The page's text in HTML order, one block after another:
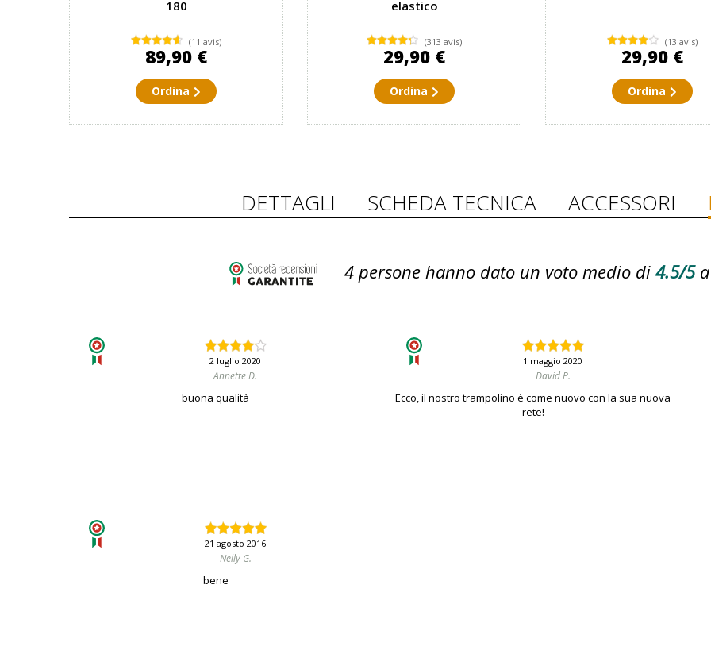
180
(11 avis)
89,90 €
Ordina
elastico
(313 avis)
29,90 €
Ordina
(13 avis)
29,90 €
Ordina
DETTAGLI SCHEDA TECNICA ACCESSORI
4persone hanno dato un voto medio di4.5/5
2 luglio 2020
Annette D.
buona qualità
1 maggio 2020
David P.
Ecco, il nostro trampolino è come nuovo con la sua nuova
rete!
21 agosto 2016
Nelly G.
bene